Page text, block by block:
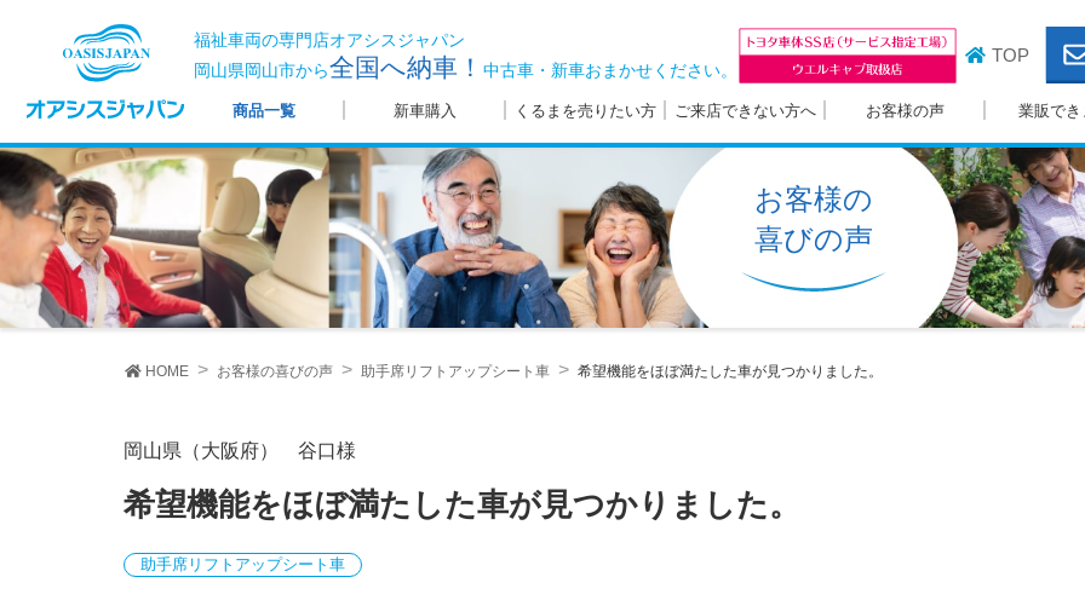
福祉車両の専門店オアシスジャパン
岡山県岡山市から全国へ納車！中古車・新車おまかせください。
TOP
商品一覧 新車購入 くるまを売りたい方 ご来店できない方へ お客様の声 業販でき
お客様の
喜びの声
HOME お客様の喜びの声 助手席リフトアップシート車 希望機能をほぼ満たした車が見つかりました。
岡山県（大阪府） 谷口様
希望機能をほぼ満たした車が見つかりました。
助手席リフトアップシート車